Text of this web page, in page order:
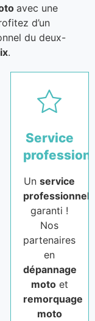
avec une
d’un
du deux-
.
Service
Unservice
professionnel
garanti !
Nos
partenaires
en
dépannage
motoet
remorquage
moto